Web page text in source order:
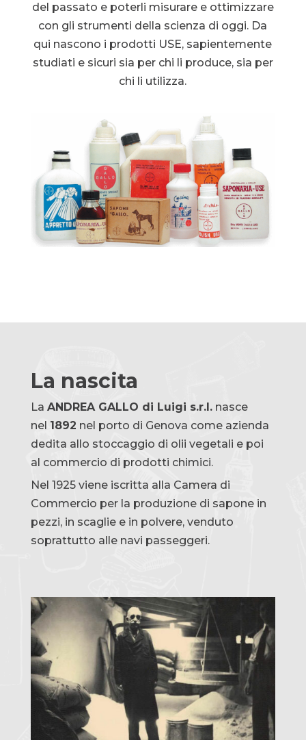
del passato e poterli misurare e ottimizzare
con gli strumenti della scienza di oggi. Da
qui nascono i prodotti USE, sapientemente
studiati e sicuri sia per chi li produce, sia per
chi li utilizza.
La nascita
La ANDREA GALLO di Luigi s.r.l.nasce
nel 1892 nel porto di Genova come azienda
dedita allo stoccaggio di olii vegetali e poi
al commercio di prodotti chimici.
Nel 1925 viene iscritta alla Camera di
Commercio per la produzione di sapone in
pezzi, in scaglie e in polvere, venduto
soprattutto alle navi passeggeri.